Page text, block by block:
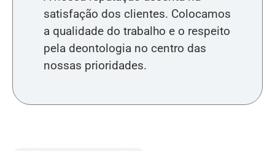
satisfação dos clientes. Colocamos
a qualidade do trabalho e o respeito
pela deontologia no centro das
nossas prioridades.